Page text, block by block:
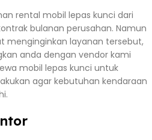
rental mobil lepas kunci dari
bulanan perusahan. Namun
menginginkan layanan tersebut,
anda dengan vendor kami
mobil lepas kunci untuk
agar kebutuhan kendaraan